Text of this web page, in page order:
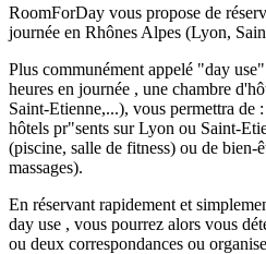
RoomForDay vous propose de
journée en Rhônes Alpes (Lyon,
Plus communément appelé "day
heures en journée , une chambre
Saint-Etienne,...), vous permettra de
hôtels pr"sents sur Lyon ou Saint-
(piscine, salle de fitness) ou de bien-
massages).
En réservant rapidement et
day use , vous pourrez alors vous
ou deux correspondances ou